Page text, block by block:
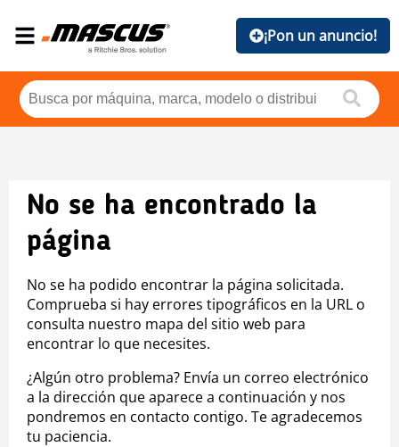
¡Pon un anuncio!
No se ha encontrado la
página
No se ha podido encontrar la página solicitada.
Comprueba si hay errores tipográficos en la URL o
consulta nuestro mapa del sitio web para
encontrar lo que necesites.
¿Algún otro problema? Envía un correo electrónico
a la dirección que aparece a continuación y nos
pondremos en contacto contigo. Te agradecemos
tu paciencia.